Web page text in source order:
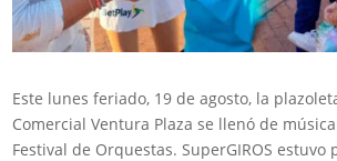
Este lunes feriado, 19 de agosto, la
Comercial Ventura Plaza se llenó de
Festival de Orquestas. SuperGIROS estuvo